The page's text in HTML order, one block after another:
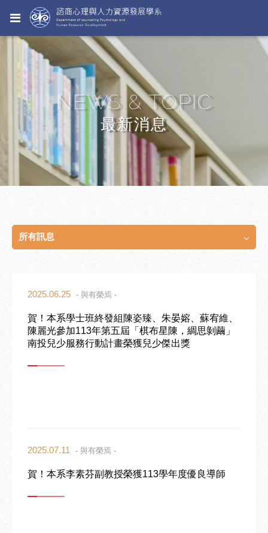
NEWS & TOPIC
最新消息
所有訊息
2025.06.25 - 與有榮焉 -
賀！本系學士班終發組陳姿臻、朱晏嫆、蘇宥維、
陳麗光參加113年第五屆「棋布星陳，綢思剝繭」
南投兒少服務行動計畫榮獲兒少傑出獎
2025.07.11 - 與有榮焉 -
賀！本系李素芬副教授榮獲113學年度優良導師